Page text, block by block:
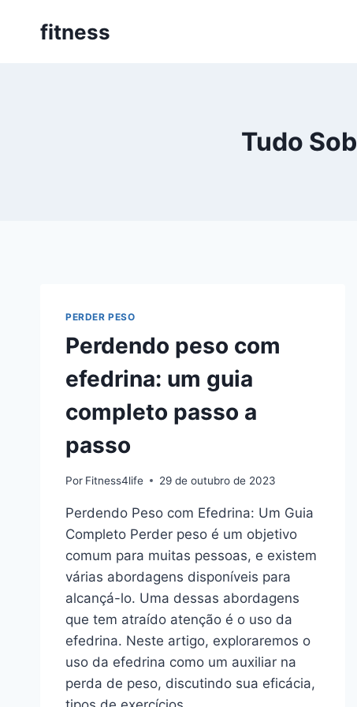
fitness
Tudo
PERDER PESO
Perdendo peso com
efedrina: um guia
completo passo a
passo
Por Fitness4life 29 de outubro de 2023
Perdendo Peso com Efedrina: Um Guia
Completo Perder peso é um objetivo
comum para muitas pessoas, e existem
várias abordagens disponíveis para
alcançá-lo. Uma dessas abordagens
que tem atraído atenção é o uso da
efedrina. Neste artigo, exploraremos o
uso da efedrina como um auxiliar na
perda de peso, discutindo sua eficácia,